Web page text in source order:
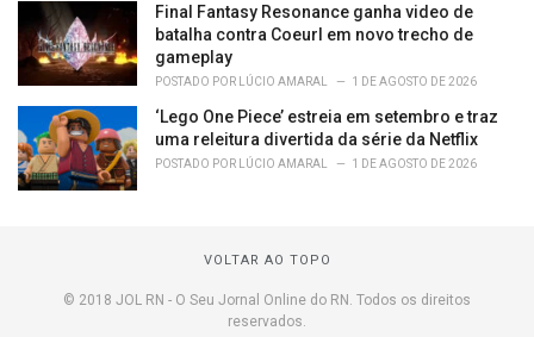
Final Fantasy Resonance ganha video de
batalha contra Coeurl em novo trecho de
gameplay
POSTADO POR LÚCIO AMARAL 1 DE AGOSTO DE 2026
‘Lego One Piece’ estreia em setembro e traz
uma releitura divertida da série da Netflix
POSTADO POR LÚCIO AMARAL 1 DE AGOSTO DE 2026
VOLTAR AO TOPO
© 2018 JOL RN - O Seu Jornal Online do RN. Todos os direitos
reservados.